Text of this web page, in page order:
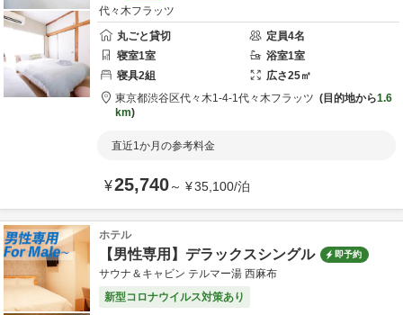
代々木フラッツ
丸ごと貸切
定員4名
寝室1室 浴室1室
寝具2組 広さ25㎡
東京都渋谷区代々木1-4-1代々木フラッツ 目的地から1.6
km
直近1か月の参考料金
¥25,740～ ¥35,100/泊
ホテル
【男性専用】デラックスシングル 即予約
サウナ＆キャビン テルマー湯 西麻布
新型コロナウイルス対策あり